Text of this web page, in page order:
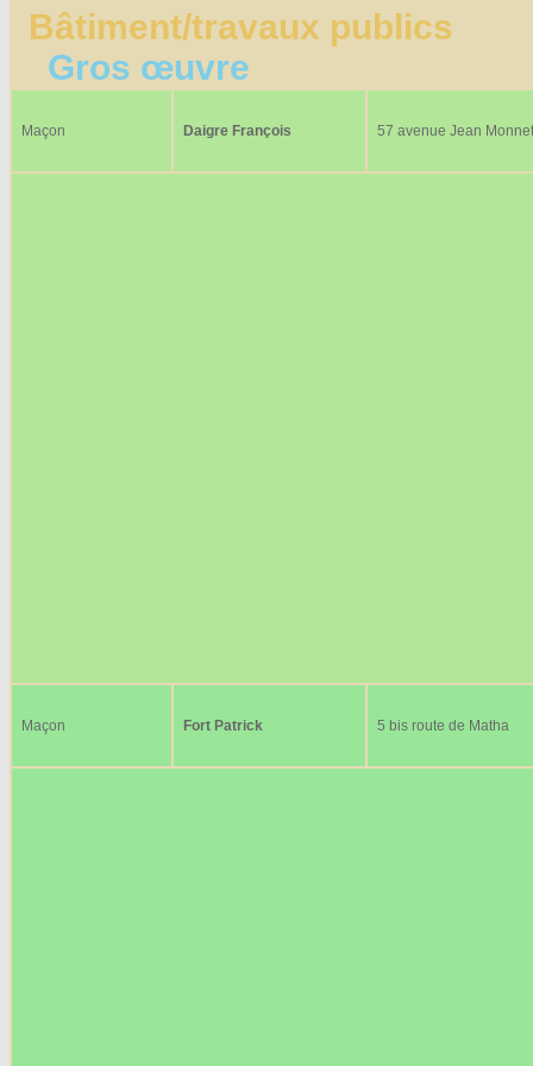
Bâtiment/travaux publics
Gros œuvre
Maçon Daigre François 57 avenue Jean Monnet
Maçon Fort Patrick 5 bis route de Matha